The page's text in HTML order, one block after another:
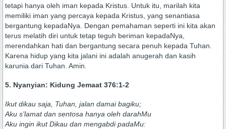
tetapi hanya oleh iman kepada Kristus. Untuk itu, marilah kita
memiliki iman yang percaya kepada Kristus, yang senantiasa
bergantung kepadaNya. Dengan pemahaman seperti ini kita akan
terus melatih diri untuk tetap teguh beriman kepadaNya,
merendahkan hati dan bergantung secara penuh kepada Tuhan.
Karena hidup yang kita jalani ini adalah anugerah dan kasih
karunia dari Tuhan. Amin.
5. Nyanyian: Kidung Jemaat 376:1-2
Ikut dikau saja, Tuhan, jalan damai bagiku;
Aku s’lamat dan sentosa hanya oleh darahMu
Aku ingin ikut Dikau dan mengabdi padaMu: